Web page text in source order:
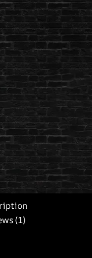
(1)